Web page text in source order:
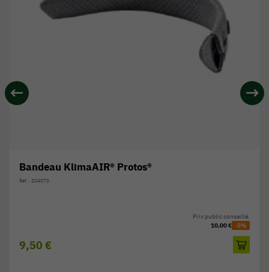
Bandeau KlimaAIR® Protos®
Réf. : 204070
9,50 €
Prix public conseillé:
10,00 € -5%